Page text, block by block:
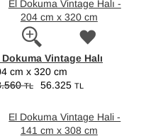
Dokuma Vintage Halı
cm x 320 cm
TL 56.325 TL